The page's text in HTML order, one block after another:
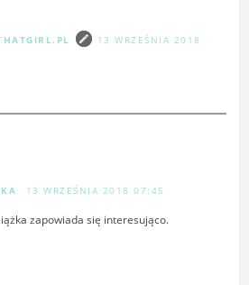
13 WRZEŚNIA 2018
13 WRZEŚNIA 2018 07:45
zapowiada się interesująco.